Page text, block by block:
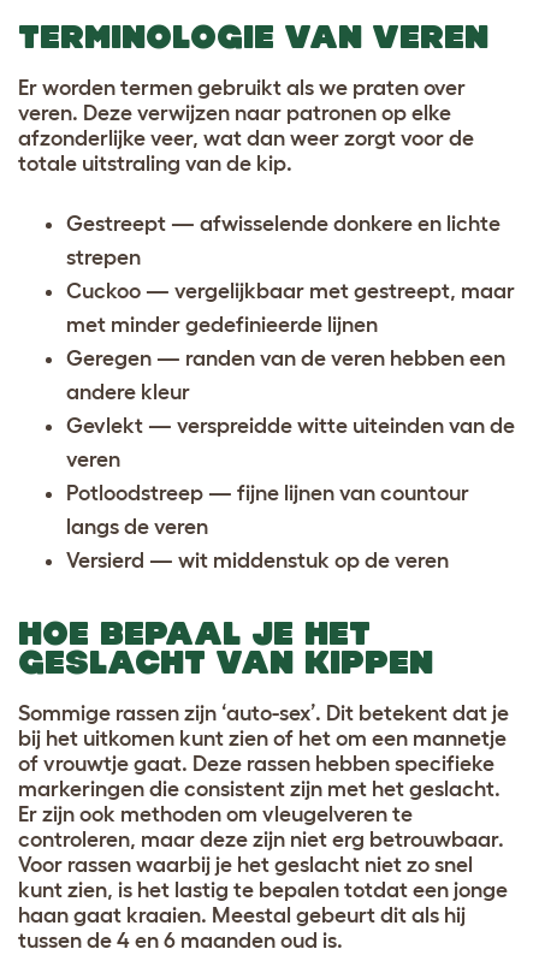
TERMINOLOGIE VAN VEREN
Er worden termen gebruikt als we praten over
veren. Deze verwijzen naar patronen op elke
afzonderlijke veer, wat dan weer zorgt voor de
totale uitstraling van de kip.
Gestreept — afwisselende donkere en lichte
strepen
Cuckoo — vergelijkbaar met gestreept, maar
met minder gedefinieerde lijnen
Geregen — randen van de veren hebben een
andere kleur
Gevlekt — verspreidde witte uiteinden van de
veren
Potloodstreep — fijne lijnen van countour
langs de veren
Versierd — wit middenstuk op de veren
HOE BEPAAL JE HET
GESLACHT VAN KIPPEN
Sommige rassen zijn ‘auto-sex’. Dit betekent dat je
bij het uitkomen kunt zien of het om een mannetje
of vrouwtje gaat. Deze rassen hebben specifieke
markeringen die consistent zijn met het geslacht.
Er zijn ook methoden om vleugelveren te
controleren, maar deze zijn niet erg betrouwbaar.
Voor rassen waarbij je het geslacht niet zo snel
kunt zien, is het lastig te bepalen totdat een jonge
haan gaat kraaien. Meestal gebeurt dit als hij
tussen de 4 en 6 maanden oud is.